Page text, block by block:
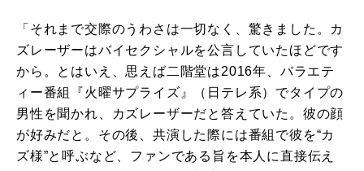
「それまで交際のうわさは一切なく、驚きました。カ
ズレーザーはバイセクシャルを公言していたほどです
から。とはいえ、思えば二階堂は2016年、バラエテ
ィー番組『火曜サプライズ』（日テレ系）でタイプの
男性を聞かれ、カズレーザーだと答えていた。彼の顔
が好みだと。その後、共演した際には番組で彼を“カ
ズ様”と呼ぶなど、ファンである旨を本人に直接伝え